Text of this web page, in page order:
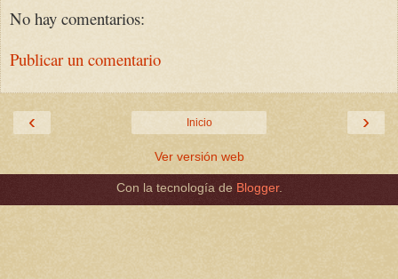
No hay comentarios:
Publicar un comentario
‹ ›
Inicio
Ver versión web
Con la tecnología de Blogger.